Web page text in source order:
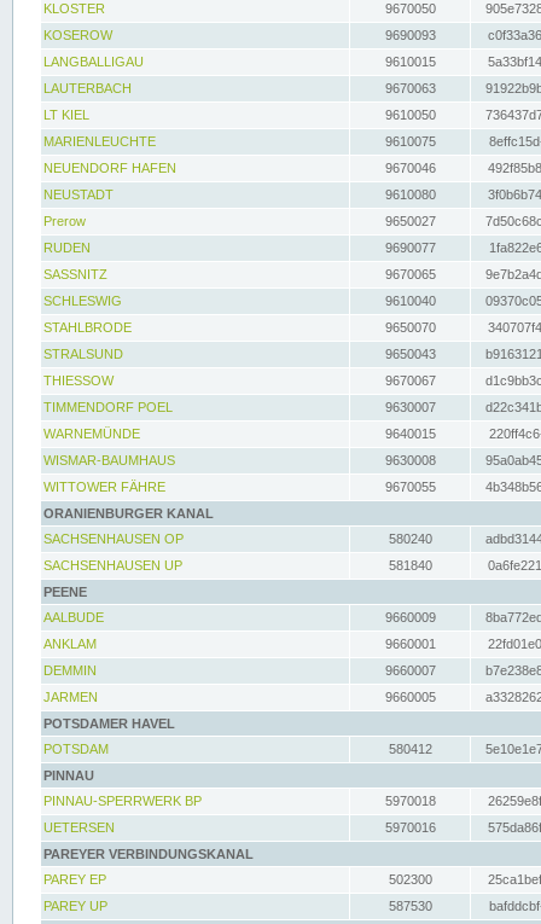
KLOSTER
9670050
KOSEROW
9690093
LANGBALLIGAU
9610015
LAUTERBACH
9670063
LT KIEL
9610050
MARIENLEUCHTE
9610075
NEUENDORF HAFEN
9670046
NEUSTADT
9610080
Prerow
9650027
RUDEN
9690077
SASSNITZ
9670065
SCHLESWIG
9610040
STAHLBRODE
9650070
STRALSUND
9650043
THIESSOW
9670067
TIMMENDORF POEL
9630007
WARNEMÜNDE
9640015
WISMAR-BAUMHAUS
9630008
WITTOWER FÄHRE
9670055
ORANIENBURGER KANAL
SACHSENHAUSEN OP
580240
SACHSENHAUSEN UP
581840
PEENE
AALBUDE
9660009
ANKLAM
9660001
DEMMIN
9660007
JARMEN
9660005
POTSDAMER HAVEL
POTSDAM
580412
PINNAU
PINNAU-SPERRWERK BP
5970018
UETERSEN
5970016
PAREYER VERBINDUNGSKANAL
PAREY EP
502300
PAREY UP
587530